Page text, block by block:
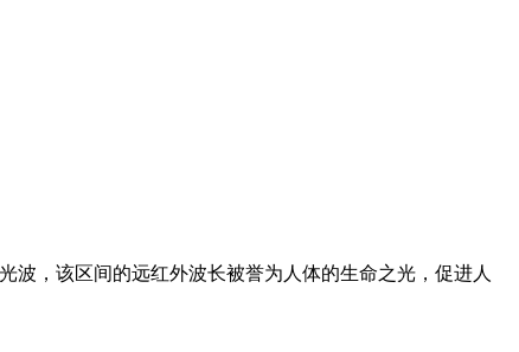
波，该区间的远红外波长被誉为人体的生命之光，促进人